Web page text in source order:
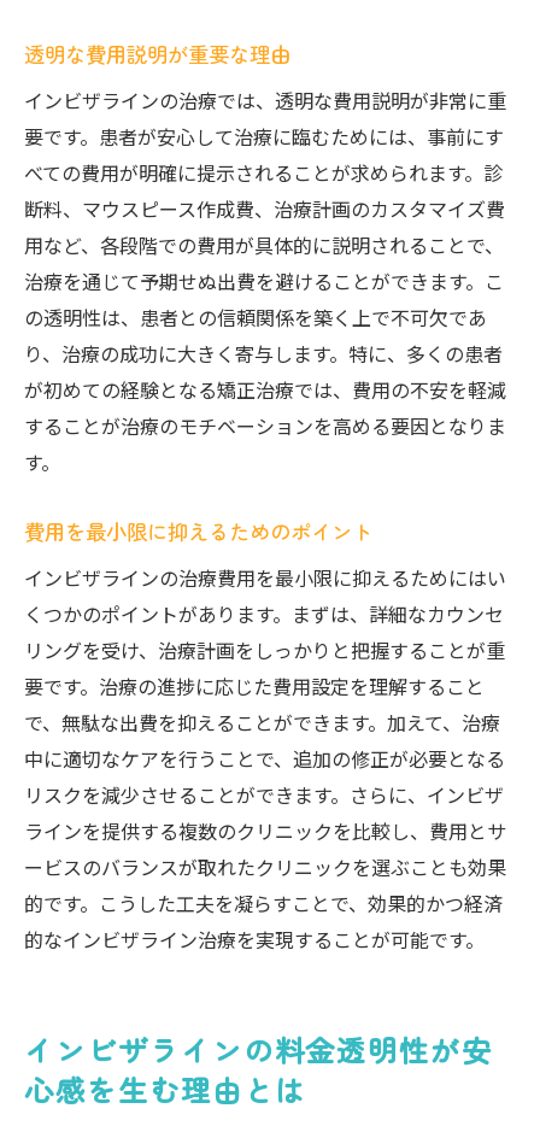
透明な費用説明が重要な理由
インビザラインの治療では、透明な費用説明が非常に重
要です。患者が安心して治療に臨むためには、事前にす
べての費用が明確に提示されることが求められます。診
断料、マウスピース作成費、治療計画のカスタマイズ費
用など、各段階での費用が具体的に説明されることで、
治療を通じて予期せぬ出費を避けることができます。こ
の透明性は、患者との信頼関係を築く上で不可欠であ
り、治療の成功に大きく寄与します。特に、多くの患者
が初めての経験となる矯正治療では、費用の不安を軽減
することが治療のモチベーションを高める要因となりま
す。
費用を最小限に抑えるためのポイント
インビザラインの治療費用を最小限に抑えるためにはい
くつかのポイントがあります。まずは、詳細なカウンセ
リングを受け、治療計画をしっかりと把握することが重
要です。治療の進捗に応じた費用設定を理解すること
で、無駄な出費を抑えることができます。加えて、治療
中に適切なケアを行うことで、追加の修正が必要となる
リスクを減少させることができます。さらに、インビザ
ラインを提供する複数のクリニックを比較し、費用とサ
ービスのバランスが取れたクリニックを選ぶことも効果
的です。こうした工夫を凝らすことで、効果的かつ経済
的なインビザライン治療を実現することが可能です。
インビザラインの料金透明性が安
心感を生む理由とは